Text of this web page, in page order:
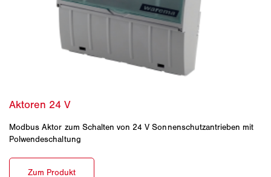
Modbus Aktor zum Schalten von 24 V Sonnenschutzantrieben mit
Polwendeschaltung